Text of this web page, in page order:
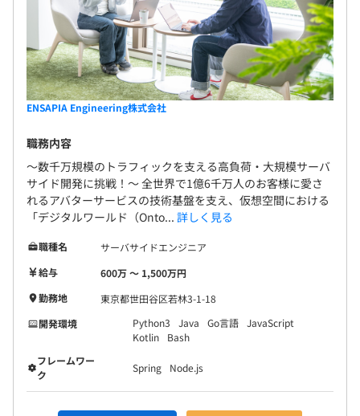
ENSAPIA Engineering株式会社
職務内容
〜数千万規模のトラフィックを支える高負荷・大規模サーバ
サイド開発に挑戦！〜 全世界で1億6千万人のお客様に愛さ
れるアバターサービスの技術基盤を支え、仮想空間における
「デジタルワールド（Onto... 詳しく見る
職種名
サーバサイドエンジニア
給与
600万 〜 1,500万円
勤務地
東京都世田谷区若林3-1-18
開発環境
Python3 Java Go言語 JavaScript
Kotlin
Bash
フレームワー
ク
Spring Node.js